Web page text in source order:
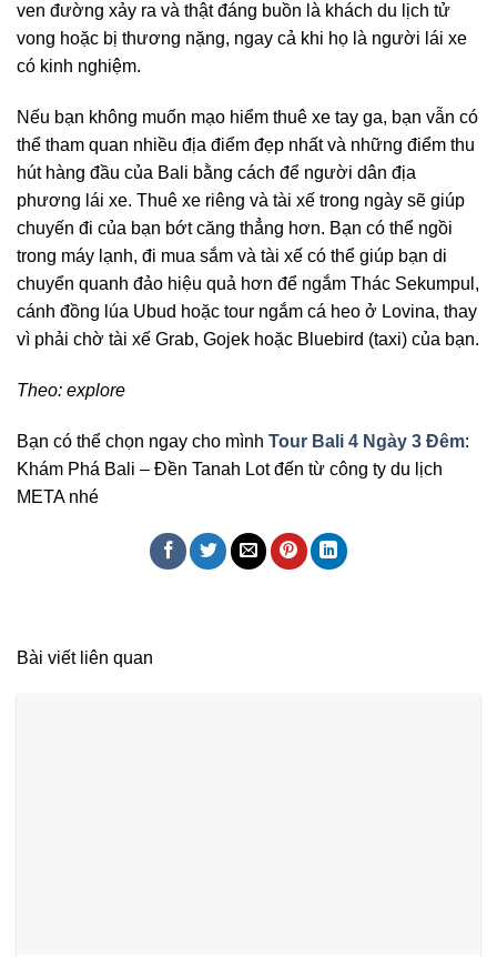
ven đường xảy ra và thật đáng buồn là khách du lịch tử
vong hoặc bị thương nặng, ngay cả khi họ là người lái xe
có kinh nghiệm.
Nếu bạn không muốn mạo hiểm thuê xe tay ga, bạn vẫn có
thể tham quan nhiều địa điểm đẹp nhất và những điểm thu
hút hàng đầu của Bali bằng cách để người dân địa
phương lái xe. Thuê xe riêng và tài xế trong ngày sẽ giúp
chuyến đi của bạn bớt căng thẳng hơn. Bạn có thể ngồi
trong máy lạnh, đi mua sắm và tài xế có thể giúp bạn di
chuyển quanh đảo hiệu quả hơn để ngắm Thác Sekumpul,
cánh đồng lúa Ubud hoặc tour ngắm cá heo ở Lovina, thay
vì phải chờ tài xế Grab, Gojek hoặc Bluebird (taxi) của bạn.
Theo: explore
Bạn có thể chọn ngay cho mình Tour Bali 4 Ngày 3 Đêm:
Khám Phá Bali – Đền Tanah Lot đến từ công ty du lịch
META nhé
Bài viết liên quan